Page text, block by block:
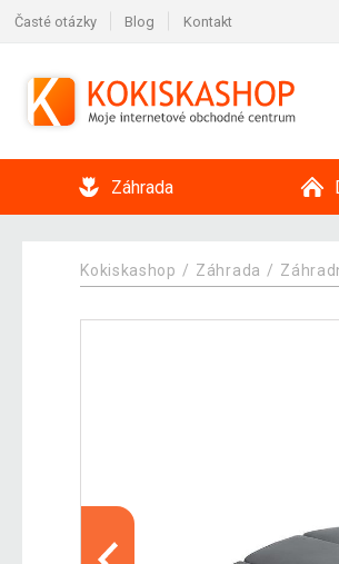
Časté otázky Blog Kontakt
Záhrada
Kokiskashop Záhrada